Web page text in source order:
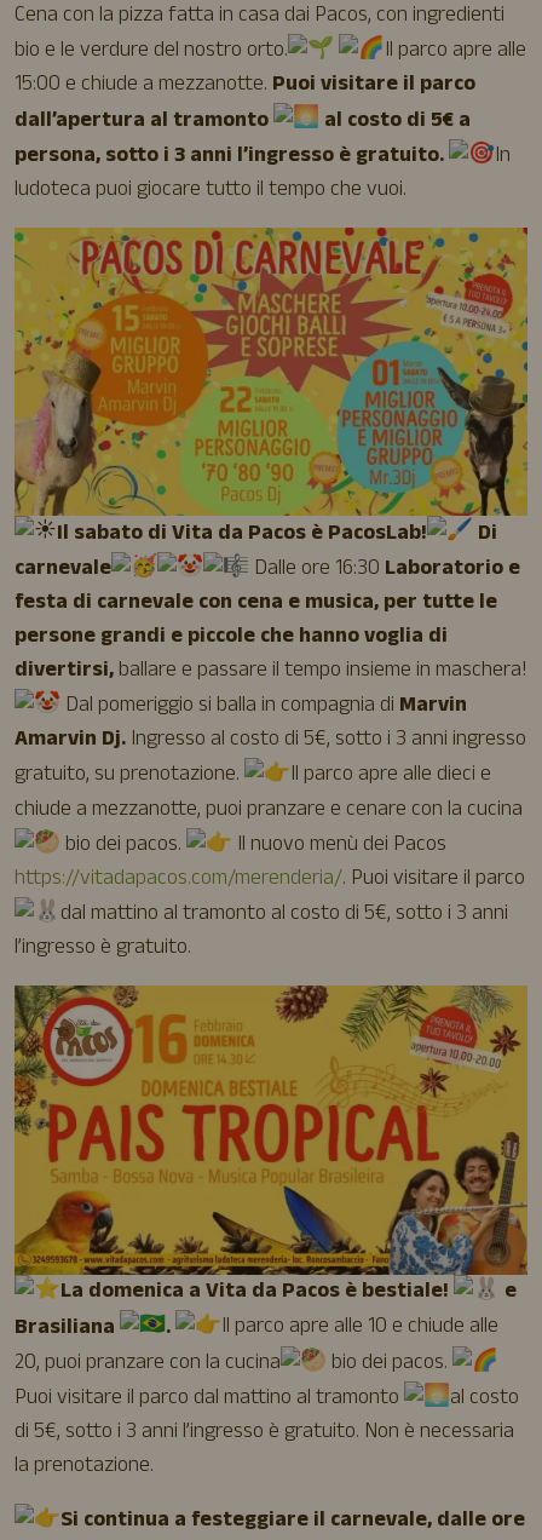
Cena con la pizza fatta in casa dai Pacos, con ingredienti
bio e le verdure del nostro orto.
Il parco apre alle
15:00 e chiude a mezzanotte. Puoi visitare il parco
dall’apertura al tramonto
al costo di 5€ a
persona, sotto i 3 anni l’ingresso è gratuito.
In
ludoteca puoi giocare tutto il tempo che vuoi.
Il sabato di Vita da Pacos è PacosLab!
Di
carnevale
Dalle ore 16:30 Laboratorio e
festa di carnevale con cena e musica, per tutte le
persone grandi e piccole che hanno voglia di
divertirsi,ballare e passare il tempo insieme in maschera!
Dal pomeriggio si balla in compagnia di Marvin
Amarvin Dj. Ingresso al costo di 5€, sotto i 3 anni ingresso
gratuito, su prenotazione.
Il parco apre alle dieci e
chiude a mezzanotte, puoi pranzare e cenare con la cucina
bio dei pacos.
Il nuovo menù dei Pacos
https://vitadapacos.com/merenderia/. Puoi visitare il parco
dal mattino al tramonto al costo di 5€, sotto i 3 anni
l’ingresso è gratuito.
La domenica a Vita da Pacos è bestiale!
e
Brasiliana
.
Il parco apre alle 10 e chiude alle
20, puoi pranzare con la cucina
bio dei pacos.
Puoi visitare il parco dal mattino al tramonto
al costo
di 5€, sotto i 3 anni l’ingresso è gratuito. Non è necessaria
la prenotazione.
Si continua a festeggiare il carnevale, dalle ore